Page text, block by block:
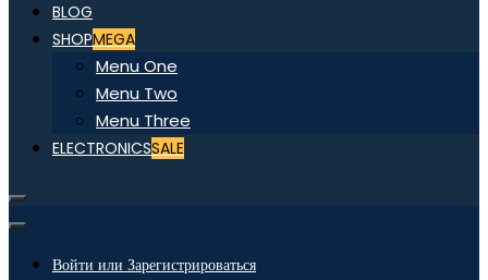
BLOG
SHOPMEGA
Menu One
Menu Two
Menu Three
ELECTRONICSSALE
Войти или Зарегистрироваться